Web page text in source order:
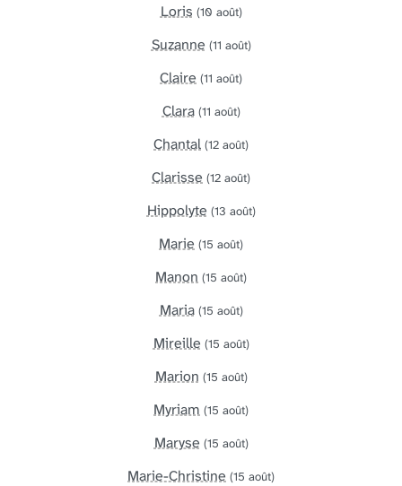
Loris (10 août)
Suzanne (11 août)
Claire (11 août)
Clara (11 août)
Chantal (12 août)
Clarisse (12 août)
Hippolyte (13 août)
Marie (15 août)
Manon (15 août)
Maria (15 août)
Mireille (15 août)
Marion (15 août)
Myriam (15 août)
Maryse (15 août)
Marie-Christine (15 août)